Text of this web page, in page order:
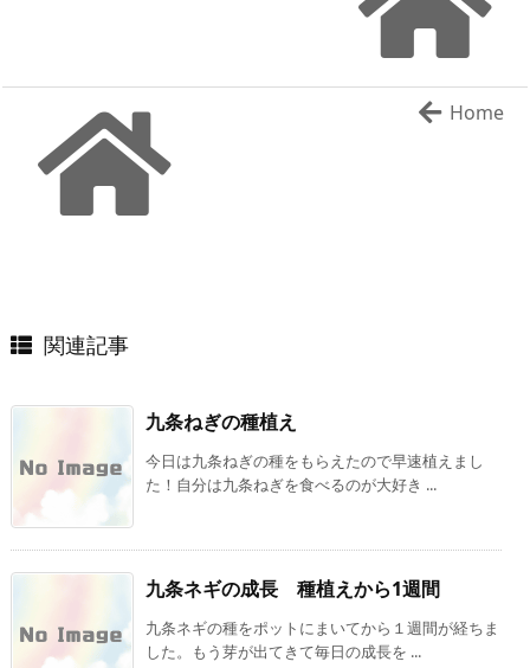
Home
関連記事
九条ねぎの種植え
今日は九条ねぎの種をもらえたので早速植えまし
た！自分は九条ねぎを食べるのが大好き ...
九条ネギの成長 種植えから1週間
九条ネギの種をポットにまいてから１週間が経ちま
した。もう芽が出てきて毎日の成長を ...